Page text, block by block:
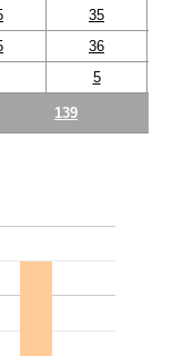
35
36
5
139